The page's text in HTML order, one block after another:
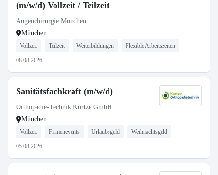
(m/w/d) Vollzeit / Teilzeit
Augenchirurgie München
München
Vollzeit Teilzeit Weiterbildungen Flexible Arbeitszeiten
08.08.2026
Sanitätsfachkraft (m/w/d)
Orthopädie-Technik Kurtze GmbH
München
Vollzeit Firmenevents Urlaubsgeld Weihnachtsgeld
05.08.2026